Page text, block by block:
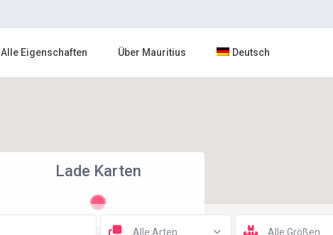
Alle Eigenschaften Über Mauritius Deutsch
Lade Karten
Alle Arten Alle Größen